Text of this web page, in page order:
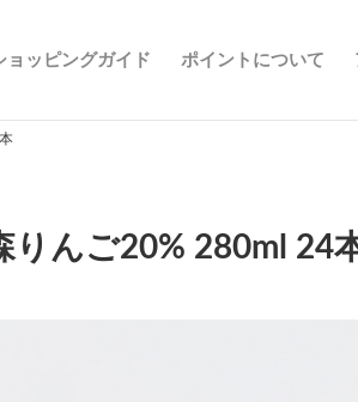
ョッピングガイド ポイントについて
りんご20% 280ml 24